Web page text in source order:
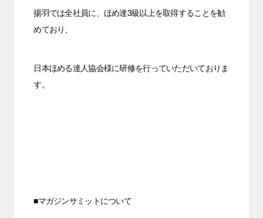
揚羽では全社員に、ほめ達3級以上を取得することを勧
めており、
日本ほめる達人協会様に研修を行っていただいておりま
す。
■マガジンサミットについて